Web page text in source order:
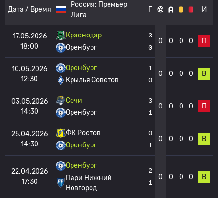
Дата / Время
Россия: Премьер
Лига
Г И
17.05.2026
18:00
Краснодар
Оренбург
3
0
0 0 0 0 П
10.05.2026
12:30
Оренбург
Крылья Советов
1
0
0 0 0 0 В
03.05.2026
14:30
Сочи
Оренбург
3
1
0 0 0 0 П
25.04.2026
14:30
ФК Ростов
Оренбург
0
1
0 0 0 0 В
22.04.2026
17:30
Оренбург
Пари Нижний
Новгород
2
1
0 0 0 0 В